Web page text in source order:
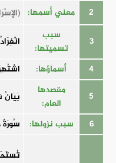
2
معني أسمها:
3
سبب
تسميتها:
4 أسماؤها:
5
مقصدها
العام:
6
سبب نزولها: